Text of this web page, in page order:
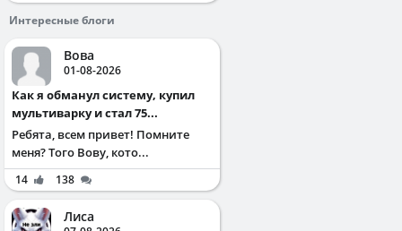
Интересные блоги
Вова
01-08-2026
Как я обманул систему, купил
мультиварку и стал 75...
Ребята, всем привет! Помните
меня? Того Вову, кото...
14 138
Лиса